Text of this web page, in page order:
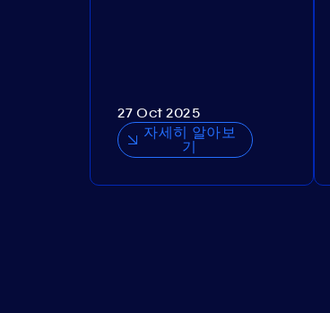
27 Oct 2025
자세히 알아보
기